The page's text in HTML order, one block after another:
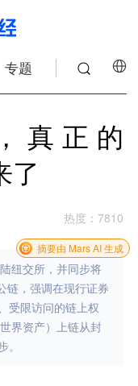
专题
真正的
了
热度 ：7810
纽交所，并同步将
链，强调在现行证券
受限访问的链上权
界资产）上链从封
摘要由 Mars AI 生成